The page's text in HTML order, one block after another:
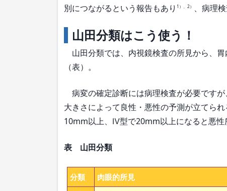
別につながるという報告もあり 1）、2） 、病理
山田分類はこう使う！
山田分類では、内視鏡検査の所見から、
（表）。
病変の確定診断には病理検査が必要です
大きさによって良性・悪性の予測が立てら
10mm以上、Ⅳ型で20mm以上になると悪性
表 山田分類
分類
肉眼的所見